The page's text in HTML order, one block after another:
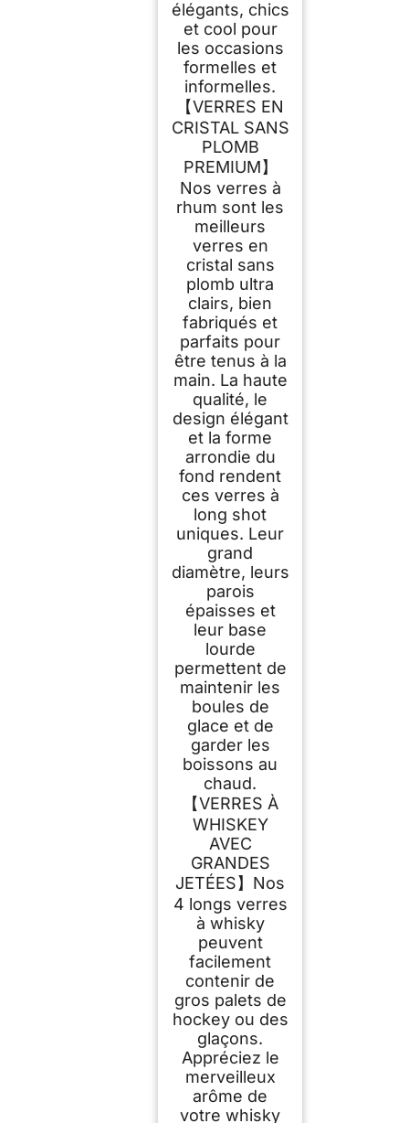
élégants, chics
et cool pour
les occasions
formelles et
informelles.
【VERRES EN
CRISTAL SANS
PLOMB
PREMIUM】
Nos verres à
rhum sont les
meilleurs
verres en
cristal sans
plomb ultra
clairs, bien
fabriqués et
parfaits pour
être tenus à la
main. La haute
qualité, le
design élégant
et la forme
arrondie du
fond rendent
ces verres à
long shot
uniques. Leur
grand
diamètre, leurs
parois
épaisses et
leur base
lourde
permettent de
maintenir les
boules de
glace et de
garder les
boissons au
chaud.
【VERRES À
WHISKEY
AVEC
GRANDES
JETÉES】Nos
4 longs verres
à whisky
peuvent
facilement
contenir de
gros palets de
hockey ou des
glaçons.
Appréciez le
merveilleux
arôme de
votre whisky